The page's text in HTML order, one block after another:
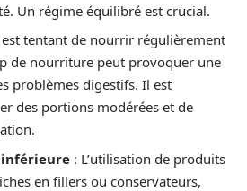
Un régime équilibré est crucial.
tentant de nourrir régulièrement
de nourriture peut provoquer une
problèmes digestifs. Il est
des portions modérées et de
: L’utilisation de produits
en fillers ou conservateurs,